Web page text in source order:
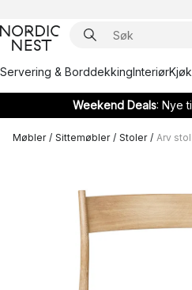
Servering & BorddekkingInteriør
Weekend Deals: Nye
Møbler / Sittemøbler / Stoler / Arv